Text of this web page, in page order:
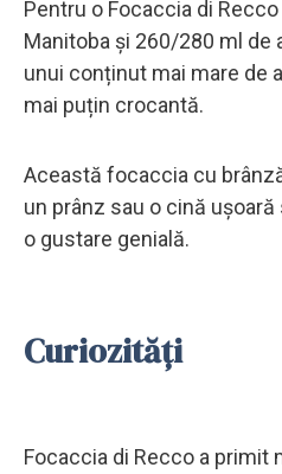
Pentru o Focaccia di
Manitoba și 260/280 ml de
unui conținut mai mare de
mai puțin crocantă.
Această focaccia cu
un prânz sau o cină
o gustare genială.
Curiozități
Focaccia di Recco a primit